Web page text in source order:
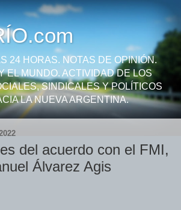
24 HORAS. NOTAS DE OPINIÓN.
EL MUNDO. ACTIVIDAD DE LOS
SINDICALES Y POLÍTICOS
LA NUEVA ARGENTINA.
del acuerdo con el FMI,
Álvarez Agis